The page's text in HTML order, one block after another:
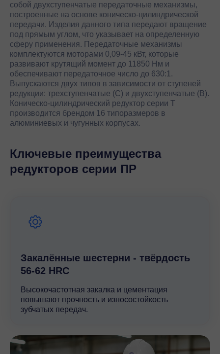
собой двухступенчатые передаточные механизмы,
построенные на основе коническо-цилиндрической
передачи. Изделия данного типа передают вращение
под прямым углом, что указывает на определенную
сферу применения. Передаточные механизмы
комплектуются моторами 0,09-45 кВт, которые
развивают крутящий момент до 11850 Нм и
обеспечивают передаточное число до 630:1.
Выпускаются двух типов в зависимости от ступеней
редукции: трехступенчатые (С) и двухступенчатые (В).
Коническо-цилиндрический редуктор серии T
производится брендом 16 типоразмеров в
алюминиевых и чугунных корпусах.
Ключевые преимущества
редукторов серии ПР
Закалённые шестерни - твёрдость
56-62 HRC
Высокочастотная закалка и цементация
повышают прочность и износостойкость
зубчатых передач.